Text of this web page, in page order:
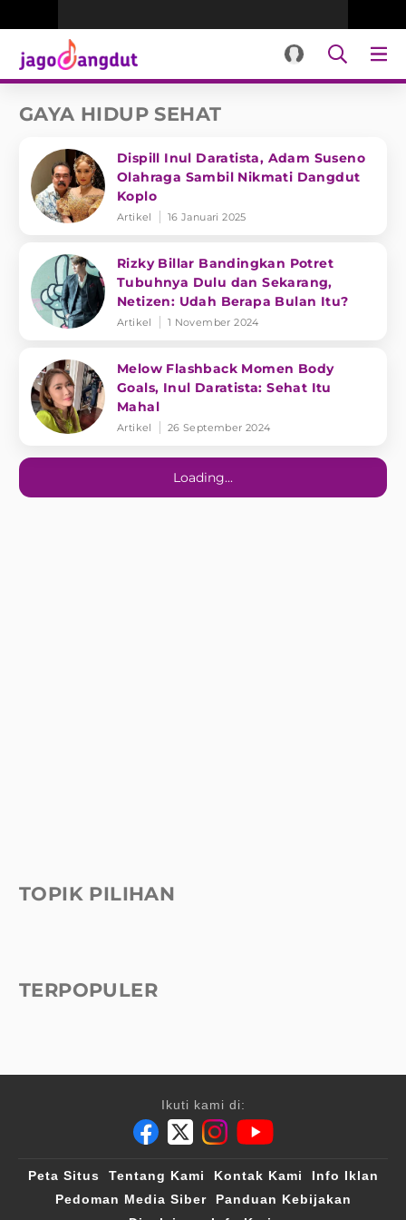
GAYA HIDUP SEHAT
Dispill Inul Daratista, Adam Suseno
Olahraga Sambil Nikmati Dangdut
Koplo
Artikel 16 Januari 2025
Rizky Billar Bandingkan Potret
Tubuhnya Dulu dan Sekarang,
Netizen: Udah Berapa Bulan Itu?
Artikel 1 November 2024
Melow Flashback Momen Body
Goals, Inul Daratista: Sehat Itu
Mahal
Artikel 26 September 2024
Loading...
TOPIK PILIHAN
TERPOPULER
Ikuti kami di:
Peta Situs Tentang Kami Kontak Kami
Info Iklan
Pedoman Media Siber
Panduan Kebijakan